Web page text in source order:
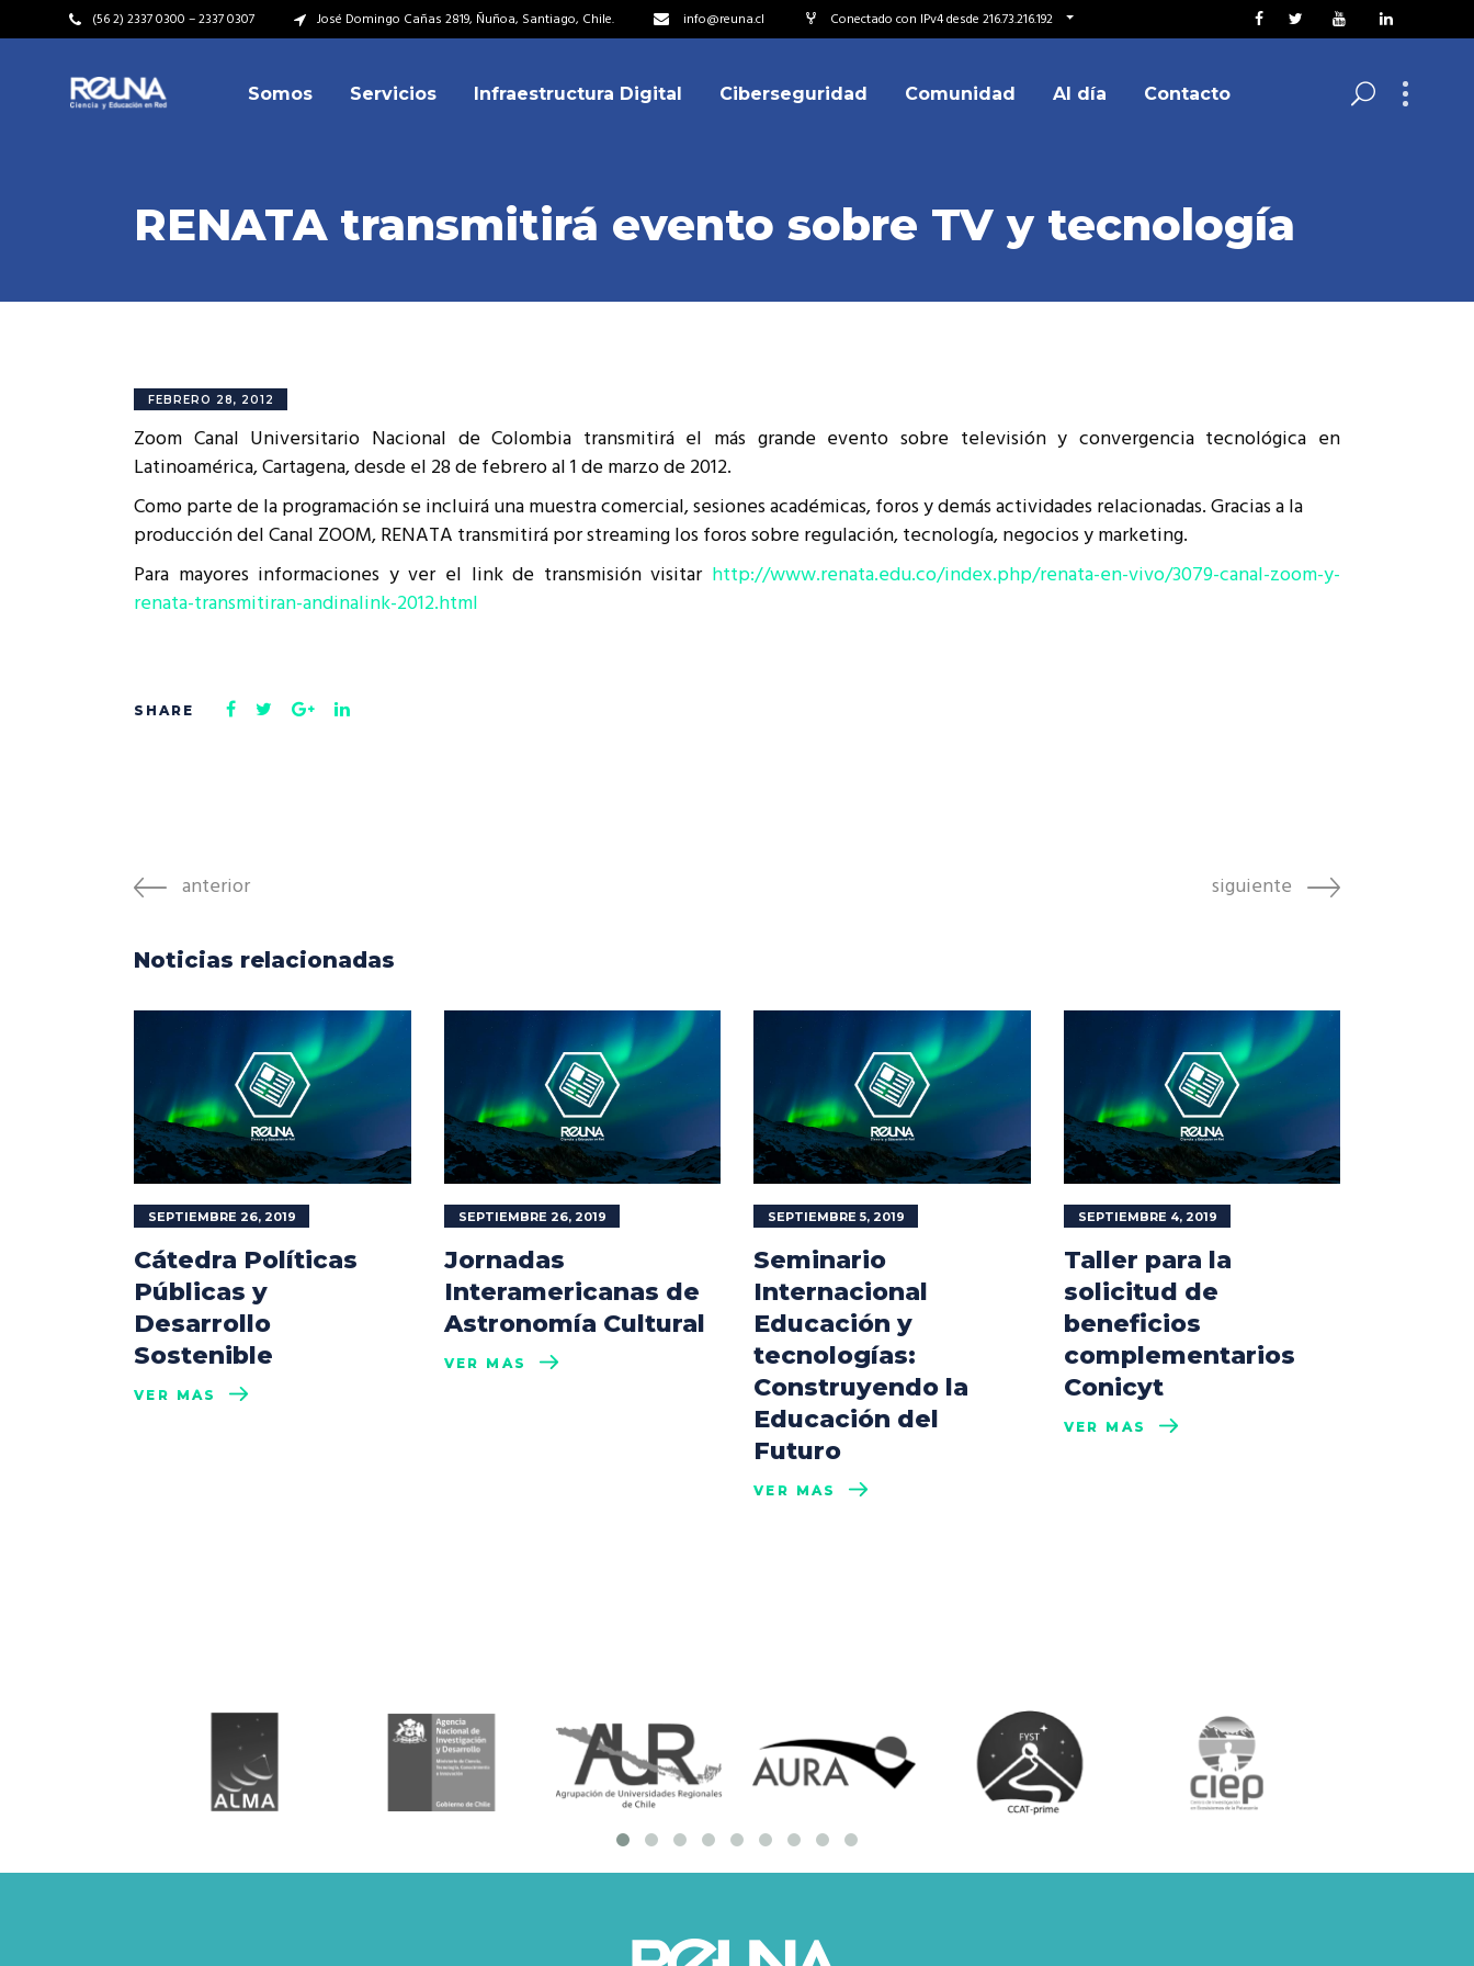
(56 2) 2337 0300 – 2337 0307 José Domingo Cañas 2819, Ñuñoa, Santiago, Chile. info@reuna.cl Conectado con IPv4 desde 216.73.216.192
Somos
Plan Estratégico
Valores
Historia
Cumplimiento Legal
Acuerdos de Colaboración
Representantes
Institucionales
Representantes Técnicos
Servicios Infraestructura Digital Ciberseguridad Comunidad Al día Contacto
Video Institucional
Valores
Cumplimiento Legal
Miembros
Directorio
Equipo
RENATA transmitirá evento sobre TV y tecnología
FEBRERO 28, 2012
Zoom Canal Universitario Nacional de Colombia transmitirá el más grande evento sobre televisión y convergencia tecnológica en
Latinoamérica, Cartagena, desde el 28 de febrero al 1 de marzo de 2012.
Como parte de la programación se incluirá una muestra comercial, sesiones académicas, foros y demás actividades relacionadas. Gracias a la
producción del Canal ZOOM, RENATA transmitirá por streaming los foros sobre regulación, tecnología, negocios y marketing.
Para mayores informaciones y ver el link de transmisión visitar http://www.renata.edu.co/index.php/renata-en-vivo/3079-canal-zoom-y-
renata-transmitiran-andinalink-2012.html
anterior siguiente
Noticias relacionadas
SEPTIEMBRE 26, 2019
Cátedra Políticas
Públicas y
Desarrollo
Sostenible
VER MÁS
SEPTIEMBRE 26, 2019
Jornadas
Interamericanas de
Astronomía Cultural
VER MÁS
SEPTIEMBRE 5, 2019
Seminario
Internacional
Educación y
tecnologías:
Construyendo la
Educación del
Futuro
VER MÁS
SEPTIEMBRE 4, 2019
Taller para la
solicitud de
beneficios
complementarios
Conicyt
VER MÁS